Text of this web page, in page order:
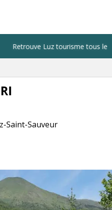
Retrouve Luz tourisme tous les
Planifie tes journées
Saint-Sauveur